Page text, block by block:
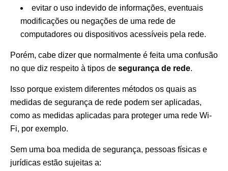
evitar o uso indevido de informações, eventuais
modificações ou negações de uma rede de
computadores ou dispositivos acessíveis pela rede.
Porém, cabe dizer que normalmente é feita uma confusão
no que diz respeito à tipos de segurança de rede.
Isso porque existem diferentes métodos os quais as
medidas de segurança de rede podem ser aplicadas,
como as medidas aplicadas para proteger uma rede Wi-
Fi, por exemplo.
Sem uma boa medida de segurança, pessoas físicas e
jurídicas estão sujeitas a: